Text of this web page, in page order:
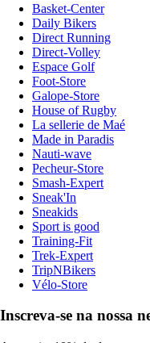
Basket-Center
Daily Bikers
Direct Running
Direct-Volley
Espace Golf
Foot-Store
Galope-Store
House of Rugby
La sellerie de Maé
Made in Paradis
Nauti-wave
Pecheur-Store
Smash-Expert
Sneak'In
Sneakids
Sport is good
Training-Fit
Trek-Expert
TripNBikers
Vélo-Store
Inscreva-se na nossa